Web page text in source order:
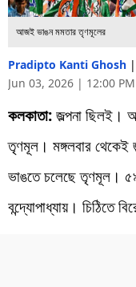
আজই ভাঙন মমতার তৃণমূলের
Pradipto Kanti Ghosh |
Jun 03, 2026 | 12:00 PM
কলকাতা:জল্পনা ছিলই।
তৃণমূল। মঙ্গলবার থেকেই
ভাঙতে চলেছে তৃণমূল।
বন্দ্যোপাধ্যায়। চিঠিতে